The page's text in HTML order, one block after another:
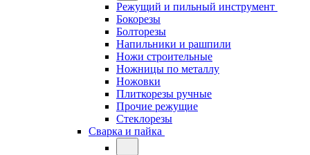
Режущий и пильный инструмент
Бокорезы
Болторезы
Напильники и рашпили
Ножи строительные
Ножницы по металлу
Ножовки
Плиткорезы ручные
Прочие режущие
Стеклорезы
Сварка и пайка